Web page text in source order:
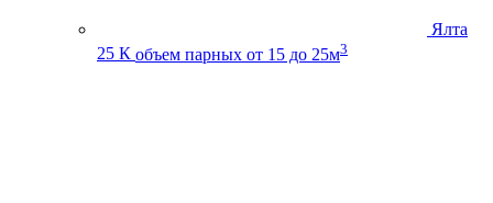
Ялта
25 К объем парных от 15 до 25м3